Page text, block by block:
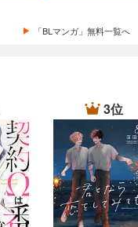
「BLマンガ」無料一覧へ
3位